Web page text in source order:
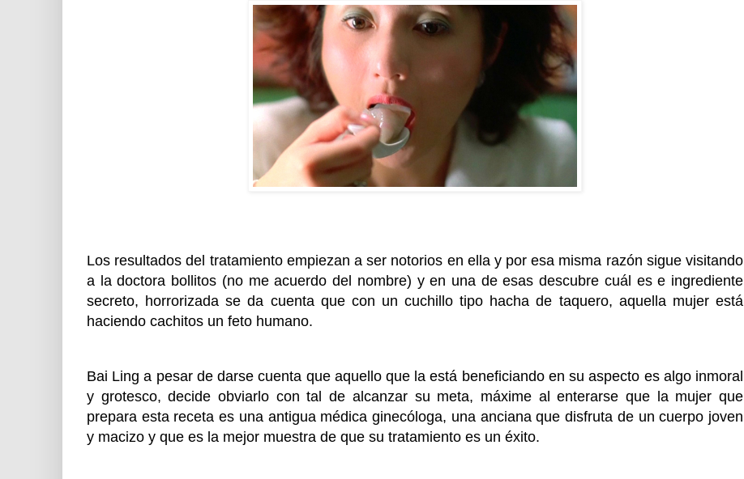
Los resultados del tratamiento empiezan a ser notorios en ella y por esa misma razón sigue visitando
a la doctora bollitos (no me acuerdo del nombre) y en una de esas descubre cuál es e ingrediente
secreto, horrorizada se da cuenta que con un cuchillo tipo hacha de taquero, aquella mujer está
haciendo cachitos un feto humano.
Bai Ling a pesar de darse cuenta que aquello que la está beneficiando en su aspecto es algo inmoral
y grotesco, decide obviarlo con tal de alcanzar su meta, máxime al enterarse que la mujer que
prepara esta receta es una antigua médica ginecóloga, una anciana que disfruta de un cuerpo joven
y macizo y que es la mejor muestra de que su tratamiento es un éxito.